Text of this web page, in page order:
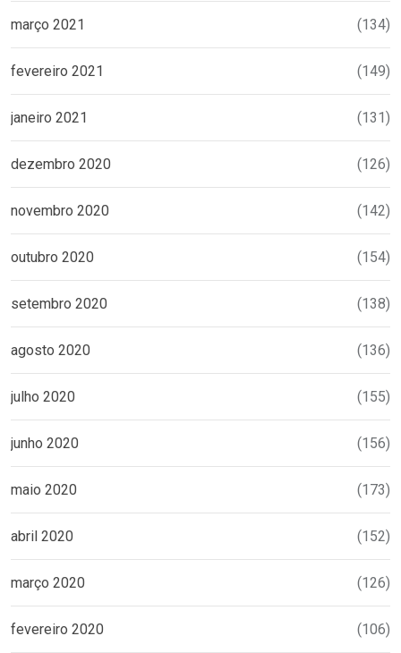
março 2021 (134)
fevereiro 2021 (149)
janeiro 2021 (131)
dezembro 2020 (126)
novembro 2020 (142)
outubro 2020 (154)
setembro 2020 (138)
agosto 2020 (136)
julho 2020 (155)
junho 2020 (156)
maio 2020 (173)
abril 2020 (152)
março 2020 (126)
fevereiro 2020 (106)